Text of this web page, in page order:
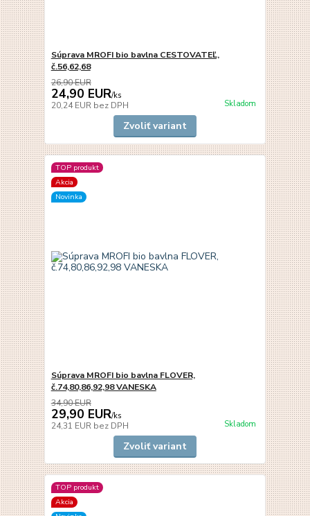
Súprava MROFI bio bavlna CESTOVATEĽ,
č.56,62,68
26,90 EUR
24,90 EUR/ks
20,24 EUR bez DPH Skladom
Zvoliť variant
TOP produkt
Akcia
Novinka
Súprava MROFI bio bavlna FLOVER,
č.74,80,86,92,98 VANESKA
34,90 EUR
29,90 EUR/ks
24,31 EUR bez DPH Skladom
Zvoliť variant
TOP produkt
Akcia